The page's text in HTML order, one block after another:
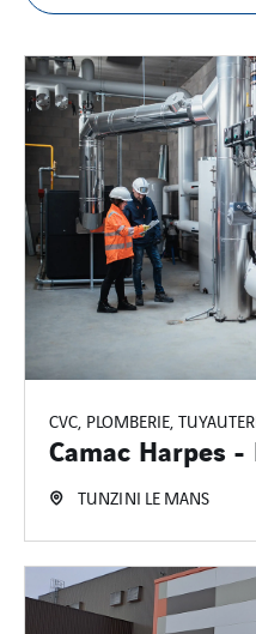
CVC, PLOMBERIE,
Camac Harpes
TUNZINI LE MANS